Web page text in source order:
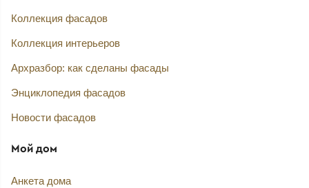
Коллекция фасадов
Коллекция интерьеров
Архразбор: как сделаны фасады
Энциклопедия фасадов
Новости фасадов
Мой дом
Анкета дома